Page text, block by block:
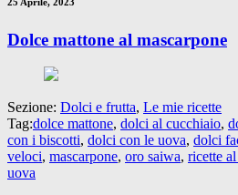
Dolce mattone al mascarpone
Sezione: Dolci e frutta, Le mie ricette
Tag:dolce mattone, dolci al cucchiaio,
con i biscotti, dolci con le uova, dolci
veloci, mascarpone, oro saiwa, ricette
uova